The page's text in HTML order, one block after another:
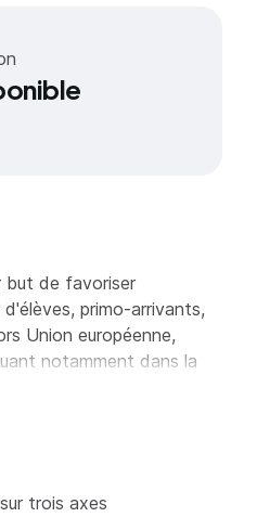
but de favoriser
primo-arrivants,
Union européenne,
notamment dans la
trois axes